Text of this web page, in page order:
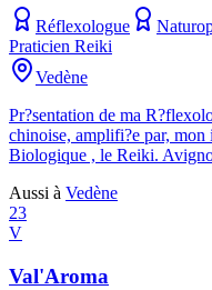
Réflexologue
Praticien Reiki
Vedène
Pr?sentation de ma
chinoise, amplifi?e par,
Biologique , le Reiki.
Aussi à Vedène
23
V
Val'Aroma